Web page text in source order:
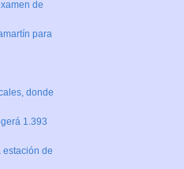
de
para
donde
1.393
estación de